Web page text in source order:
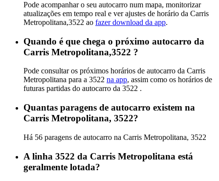
Pode acompanhar o seu autocarro num mapa, monitorizar
atualizações em tempo real e ver ajustes de horário da Carris
Metropolitana,3522 ao fazer download da app.
Quando é que chega o próximo autocarro da
Carris Metropolitana,3522 ?
Pode consultar os próximos horários de autocarro da Carris
Metropolitana para a 3522 na app, assim como os horários de
futuras partidas do autocarro da 3522 .
Quantas paragens de autocarro existem na
Carris Metropolitana, 3522?
Há 56 paragens de autocarro na Carris Metropolitana, 3522
A linha 3522 da Carris Metropolitana está
geralmente lotada?